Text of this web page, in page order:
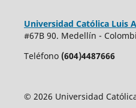
Universidad Católica Luis
#67B 90. Medellín -
Teléfono (604)4487666
© 2026 Universidad